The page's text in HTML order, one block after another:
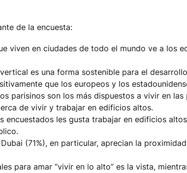
de la encuesta:
viven en ciudades de todo el mundo ve a los
es una forma sostenible para el
que los europeos y los
parisinos son los más dispuestos a vivir en
de vivir y trabajar en edificios altos.
encuestados les gusta trabajar en edificios
(71%), en particular, aprecian la
para amar “vivir en lo alto” es la vista,